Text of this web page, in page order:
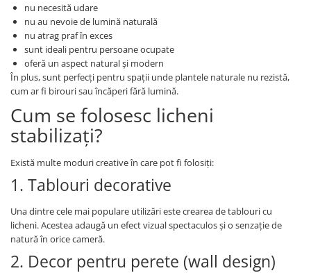
nu necesită udare
nu au nevoie de lumină naturală
nu atrag praf în exces
sunt ideali pentru persoane ocupate
oferă un aspect natural și modern
În plus, sunt perfecți pentru spații unde plantele naturale nu rezistă,
cum ar fi birouri sau încăperi fără lumină.
Cum se folosesc licheni
stabilizați?
Există multe moduri creative în care pot fi folosiți:
1. Tablouri decorative
Una dintre cele mai populare utilizări este crearea de tablouri cu
licheni. Acestea adaugă un efect vizual spectaculos și o senzație de
natură în orice cameră.
2. Decor pentru perete (wall design)